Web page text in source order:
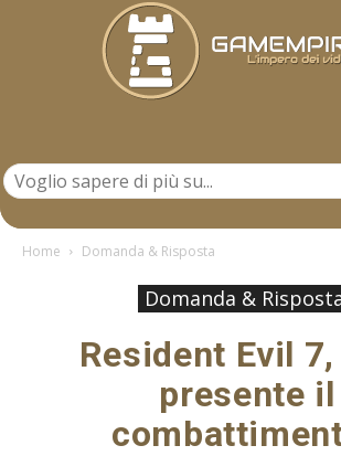
Home Domanda & Risposta
Domanda &
Resident Evil
presente il